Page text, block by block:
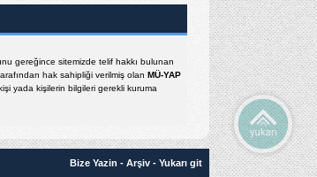
gereğince sitemizde telif hakkı bulunan
hak sahipliği verilmiş olan MÜ-YAP
yada kişilerin bilgileri gerekli kuruma
Bize Yazin - Arşiv - Yukarı git